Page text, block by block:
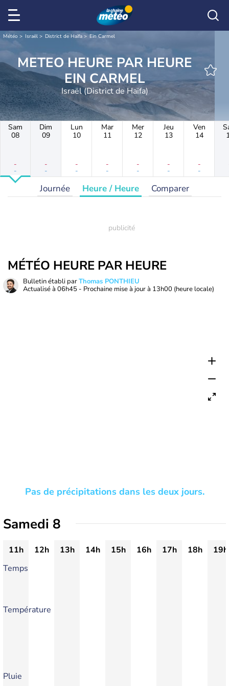
Météo Israël District de Haïfa Ein Carmel
METEO HEURE PAR HEURE
EIN CARMEL
Israël (District de Haïfa)
Sam
08
-
-
Dim
09
-
-
Lun
10
-
-
Mar
11
-
-
Mer
12
-
-
Jeu
13
-
-
Ven
14
-
-
Journée Heure / Heure Comparer
MÉTÉO HEURE PAR HEURE
Bulletin établi parThomas PONTHIEU
Actualisé à 06h45 - Prochaine mise à jour à 13h00 (heure locale)
Pas de précipitations dans les deux jours.
Samedi 8
11h 12h 13h 14h 15h 16h 17h 18h
19h
Temps
Température
Pluie